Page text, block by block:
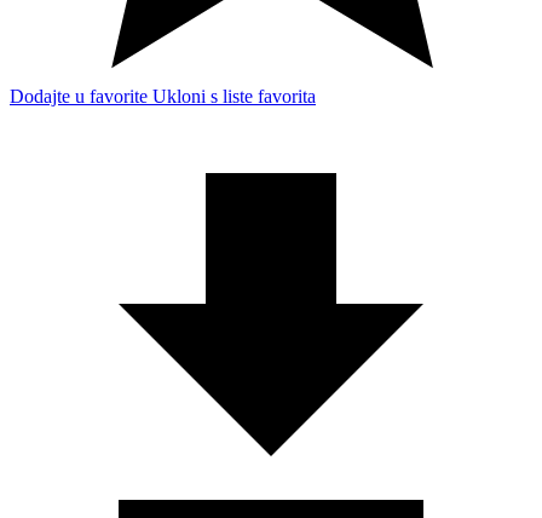
Dodajte u favorite Ukloni s liste favorita